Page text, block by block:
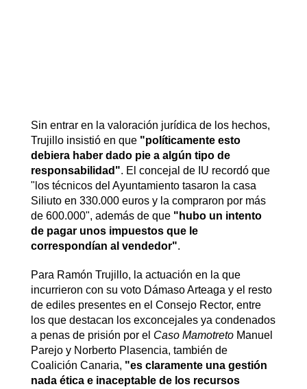
Sin entrar en la valoración jurídica de los hechos,
Trujillo insistió en que"políticamente esto
debiera haber dado pie a algún tipo de
responsabilidad". El concejal de IU recordó que
"los técnicos del Ayuntamiento tasaron la casa
Siliuto en 330.000 euros y la compraron por más
de 600.000", además de que "hubo un intento
de pagar unos impuestos que le
correspondían al vendedor".
Para Ramón Trujillo, la actuación en la que
incurrieron con su voto Dámaso Arteaga y el resto
de ediles presentes en el Consejo Rector, entre
los que destacan los exconcejales ya condenados
a penas de prisión por el Caso Mamotreto Manuel
Parejo y Norberto Plasencia, también de
Coalición Canaria, "es claramente una gestión
nada ética e inaceptable de los recursos